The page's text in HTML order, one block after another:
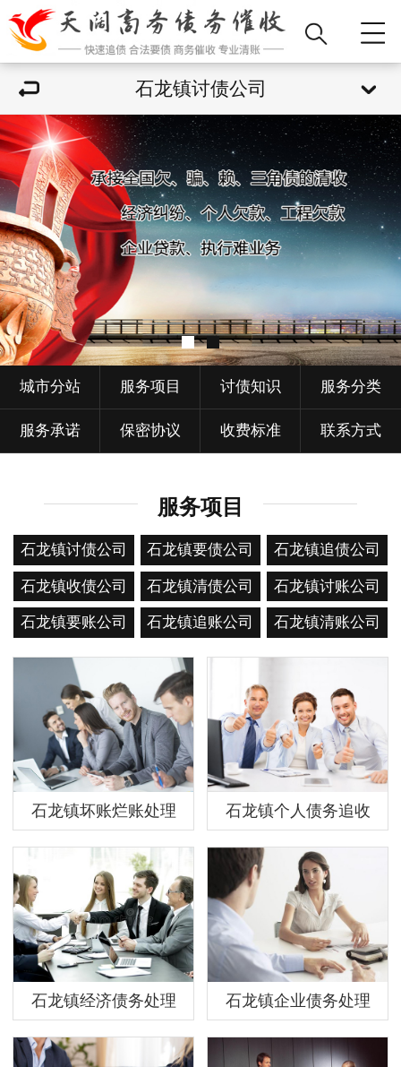
石龙镇讨债公司
城市分站 服务项目 讨债知识 服务分类
服务承诺 保密协议 收费标准 联系方式
服务项目
石龙镇讨债公司 石龙镇要债公司 石龙镇追债公司
石龙镇收债公司 石龙镇清债公司 石龙镇讨账公司
石龙镇要账公司 石龙镇追账公司 石龙镇清账公司
石龙镇坏账烂账处理 石龙镇个人债务追收
石龙镇经济债务处理 石龙镇企业债务处理